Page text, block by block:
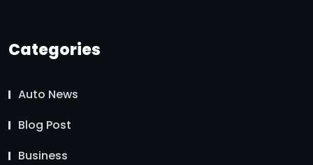
Categories
Auto News
Blog Post
Business